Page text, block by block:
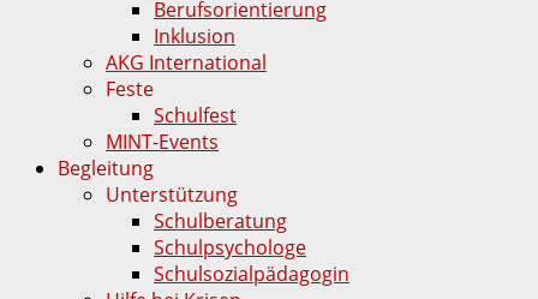
Berufsorientierung
Inklusion
AKG International
Feste
Schulfest
MINT-Events
Begleitung
Unterstützung
Schulberatung
Schulpsychologe
Schulsozialpädagogin